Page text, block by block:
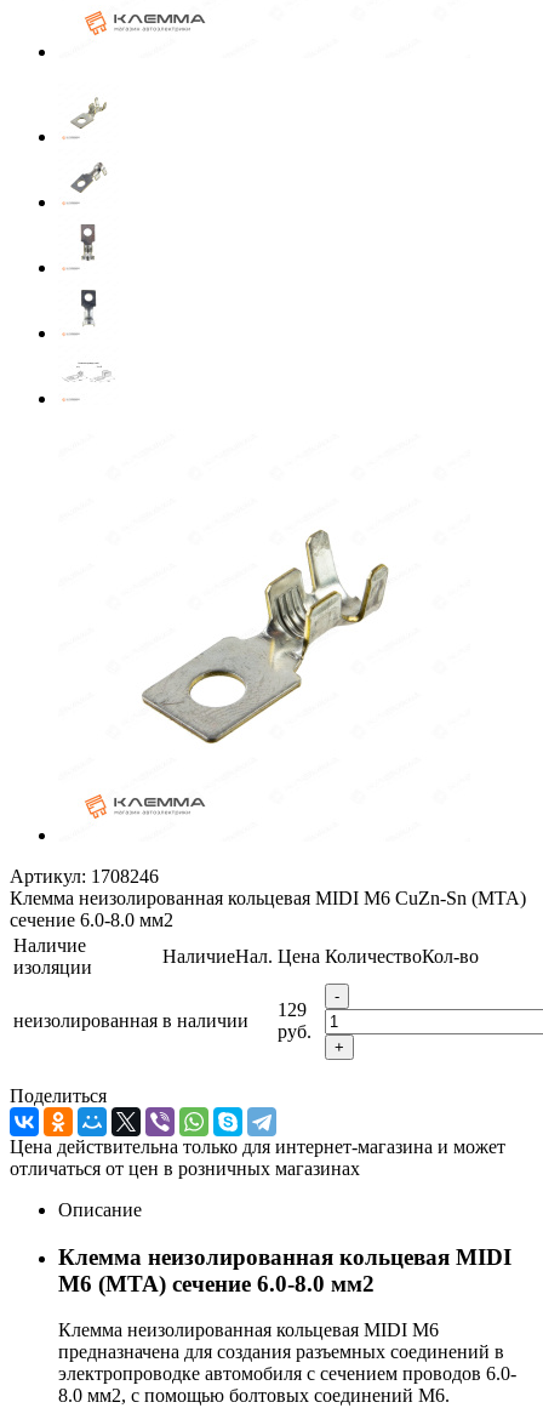
Артикул: 1708246
Клемма неизолированная кольцевая MIDI М6 CuZn-Sn (MTA)
сечение 6.0-8.0 мм2
Наличие
изоляции
НаличиеНал. Цена КоличествоКол-во
неизолированная в наличии
129
руб.
-
+
Поделиться
Цена действительна только для интернет-магазина и может
отличаться от цен в розничных магазинах
Описание
Клемма неизолированная кольцевая MIDI
M6 (MTA) сечение 6.0-8.0 мм2
Клемма неизолированная кольцевая MIDI M6
предназначена для создания разъемных соединений в
электропроводке автомобиля с сечением проводов 6.0-
8.0 мм2, с помощью болтовых соединений М6.